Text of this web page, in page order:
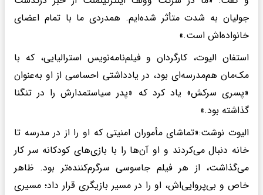
جولیان به شدت متأثر شده‌ایم. همدردی ما با تمام اعضای
خانواده‌اش است.»
استفان الیوت، کارگردان و فیلم‌نامه‌نویس استرالیایی، که با
مک‌مان هم‌مدرسه‌ای بود، در یادداشتی احساسی از او به‌عنوان
«پسری سرکش» یاد کرد که «پدر سیاستمدارش را در تنگنا
گذاشته بود.»
الیوت نوشت:«تماشای مأموران امنیتی که او را از در مدرسه تا
خانه دنبال می‌کردند و او آن‌ها را با بازی‌های کودکانه سر کار
می‌گذاشت، از هر فیلم جاسوسی سرگرم‌کننده‌تر بود. ظاهر
خاص و بی‌پروایی‌اش، او را در مسیر بازیگری قرار داد؛ مسیری